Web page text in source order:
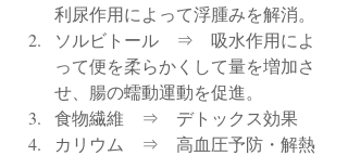
利尿作用によって浮腫みを解消。
ソルビトール　⇒　吸水作用によ
って便を柔らかくして量を増加さ
せ、腸の蠕動運動を促進。
食物繊維　⇒　デトックス効果
カリウム　⇒　高血圧予防・解熱